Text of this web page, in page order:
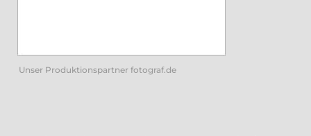
Unser Produktionspartner fotograf.de